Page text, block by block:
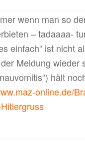
wenn man so
– tadaaaa-
einfach“ ist nicht
Meldung wieder
hält
online.de/